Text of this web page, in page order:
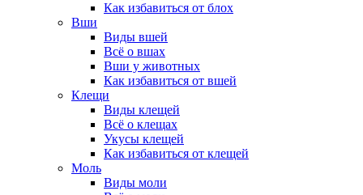
Как избавиться от блох
Вши
Виды вшей
Всё о вшах
Вши у животных
Как избавиться от вшей
Клещи
Виды клещей
Всё о клещах
Укусы клещей
Как избавиться от клещей
Моль
Виды моли